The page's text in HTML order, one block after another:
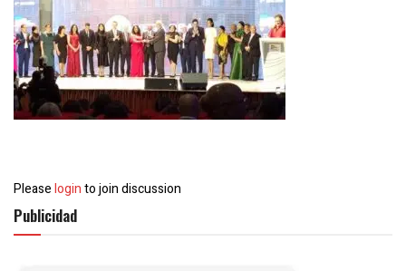
Pleaseloginto join discussion
Publicidad